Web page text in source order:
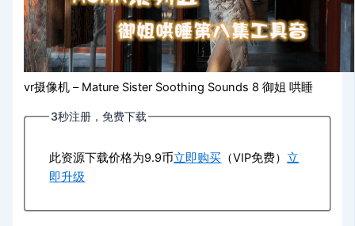
vr摄像机 – Mature Sister Soothing Sounds 8 御姐 哄睡
3秒注册，免费下载
此资源下载价格为9.9币立即购买 （VIP免费） 立
即升级